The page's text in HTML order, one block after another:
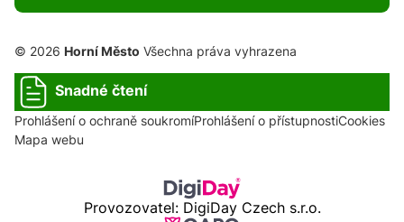
© 2026 Horní Město Všechna práva vyhrazena
Snadné čtení
Prohlášení o ochraně soukromíProhlášení o přístupnostiCookies
Mapa webu
Provozovatel: DigiDay Czech s.r.o.